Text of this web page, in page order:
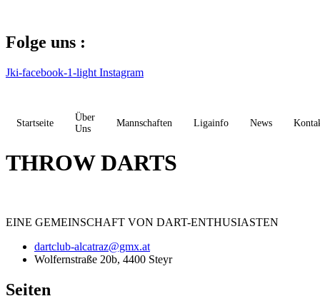
springen
Folge uns :
Jki-facebook-1-light Instagram
Startseite
Über
Uns
Mannschaften Ligainfo News
THROW DARTS
EINE GEMEINSCHAFT VON DART-ENTHUSIASTEN
dartclub-alcatraz@gmx.at
Wolfernstraße 20b, 4400 Steyr
Seiten